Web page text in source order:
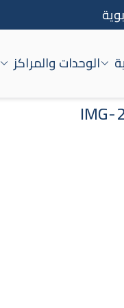
الوحدات والمراكز
IMG-